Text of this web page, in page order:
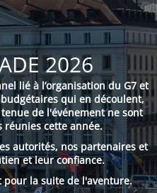
2026
lié à l’organisation du G7 et
qui en découlent,
de l'événement ne sont
réunies cette année.
autorités, nos partenaires et
et leur confiance.
pour la suite de l'aventure.